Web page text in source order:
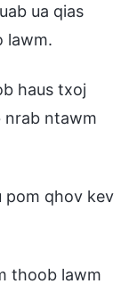
ua qias
lawm.
haus txoj
nrab ntawm
pom qhov kev
thoob lawm